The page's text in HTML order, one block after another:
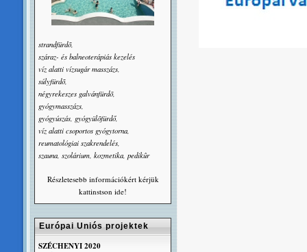
strandfürdõ,
száraz- és balneoterápiás kezelés
víz alatti vízsugár masszázs,
súlyfürdõ,
négyrekeszes galvánfürdõ,
gyógymasszázs,
gyógyúszás, gyógyülõfürdő,
víz alatti csoportos gyógytorna,
reumatológiai szakrendelés,
szauna, szolárium, kozmetika, pedikûr
Részletesebb információkért kérjük
kattinstson ide!
Európai Uniós projektek
SZÉCHENYI 2020